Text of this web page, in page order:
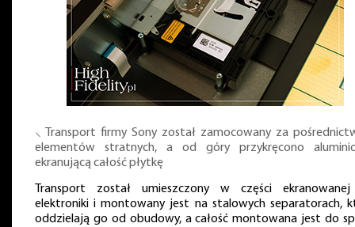
⸜ Transport firmy Sony został zamocowany za
elementów stratnych, a od góry przykręcono
ekranującą całość płytkę
Transport został umieszczony w części
elektroniki i montowany jest na stalowych separatorach,
oddzielają go od obudowy, a całość montowana jest do